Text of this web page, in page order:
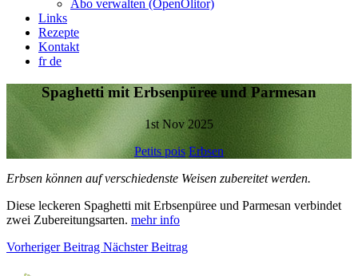
Abo verwalten (OpenOlitor)
Links
Rezepte
Kontakt
frde
Spaghetti mit Erbsenpüree und Parmesan
1st Nov 2025
Petits pois Erbsen
Erbsen können auf verschiedenste Weisen zubereitet werden.
Diese leckeren Spaghetti mit Erbsenpüree und Parmesan verbindet
zwei Zubereitungsarten. mehr info
Vorheriger Beitrag Nächster Beitrag